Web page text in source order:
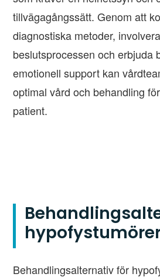
tillvägagångssätt. Genom att
diagnostiska metoder,
beslutsprocessen och erbjuda
emotionell support kan
optimal vård och behandling
patient.
Behandlingsalternativ för